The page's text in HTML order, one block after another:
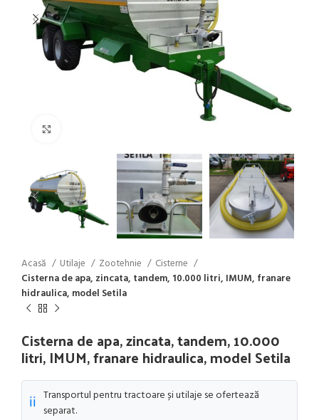
Acasă Utilaje Zootehnie
Cisterne
Cisterna de apa, zincata, tandem, 10.000 litri, IMUM, franare
hidraulica, model Setila
Cisterna de apa, zincata, tandem, 10.000
litri, IMUM, franare hidraulica, model Setila
ℹ️ Transportul pentru tractoare și utilaje se ofertează
separat.